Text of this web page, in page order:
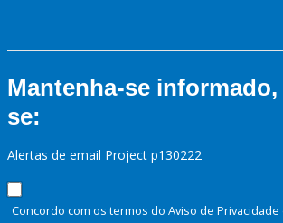
Mantenha-se
se:
Alertas de email Project p130222
Concordo com os termos do Aviso de